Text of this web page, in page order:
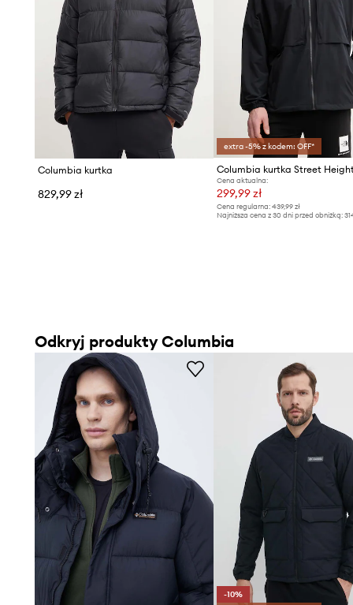
ochronę przed wiatrem i deszczem.
- Zapięcie na całej długości na suwak wyposażony w
klapkę przeciwsztormową.
- Rękawy wykończone wygodnym, elastycznym
- Rozbudowany system kieszeni ułatwia bezpieczne
- Wewnętrzna część kieszeni wyściełana polarem.
- Dodatkowa kieszeń wewnętrzna pozwala na
drobiazgów.
- Dolna krawędź wykończona troczkami ze stoperami,
regulacji obwodu dołu, zwiększają izolację od zimna.
- Z przodu grafika z logo marki.
Columbia kurtka
829,99 zł
extra -5% z kodem: OFF*
Columbia kurtka Street
Cena aktualna:
299,99 zł
Cena regularna:439,99 zł
Najniższa cena z 30 dni przed obniżką:
Odkryj produkty Columbia
-10%